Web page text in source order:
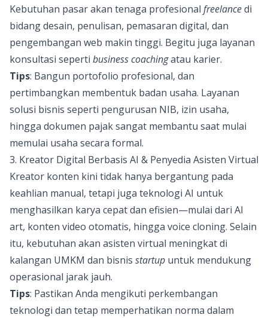
Kebutuhan pasar akan tenaga profesional freelancedi
bidang desain, penulisan, pemasaran digital, dan
pengembangan web makin tinggi. Begitu juga layanan
konsultasi seperti business coachingatau karier.
Tips: Bangun portofolio profesional, dan
pertimbangkan membentuk badan usaha. Layanan
solusi bisnis seperti pengurusan NIB, izin usaha,
hingga dokumen pajak sangat membantu saat mulai
memulai usaha secara formal.
3. Kreator Digital Berbasis AI & Penyedia Asisten Virtual
Kreator konten kini tidak hanya bergantung pada
keahlian manual, tetapi juga teknologi AI untuk
menghasilkan karya cepat dan efisien—mulai dari AI
art, konten video otomatis, hingga voice cloning. Selain
itu, kebutuhan akan asisten virtual meningkat di
kalangan UMKM dan bisnis startup untuk mendukung
operasional jarak jauh.
Tips: Pastikan Anda mengikuti perkembangan
teknologi dan tetap memperhatikan norma dalam